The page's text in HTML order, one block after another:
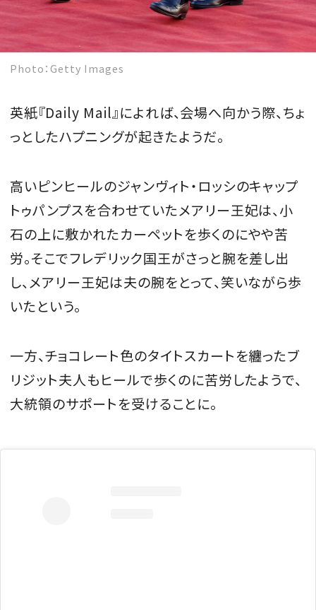
Photo：Getty Images
英紙『Daily Mail』によれば、会場へ向かう際、ちょ
っとしたハプニングが起きたようだ。
高いピンヒールのジャンヴィト・ロッシのキャップ
トゥパンプスを合わせていたメアリー王妃は、小
石の上に敷かれたカーペットを歩くのにやや苦
労。そこでフレデリック国王がさっと腕を差し出
し、メアリー王妃は夫の腕をとって、笑いながら歩
いたという。
一方、チョコレート色のタイトスカートを纏ったブ
リジット夫人もヒールで歩くのに苦労したようで、
大統領のサポートを受けることに。